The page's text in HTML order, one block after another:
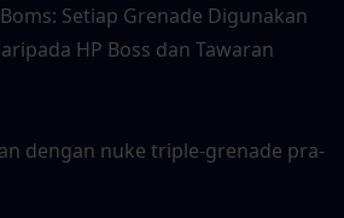
Setiap Grenade Digunakan
HP Boss dan Tawaran
dengan nuke triple-grenade pra-